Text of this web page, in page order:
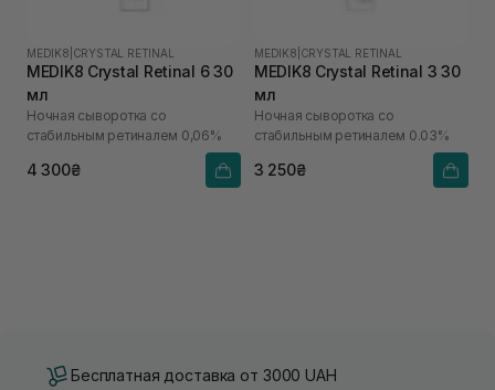
MEDIK8 CRYSTAL RETINAL
MEDIK8 Crystal Retinal 6 30
мл
Ночная сыворотка со
стабильным ретиналем 0,06%
4 300₴
MEDIK8 CRYSTAL RETINAL
MEDIK8 Crystal Retinal 3 30
мл
Ночная сыворотка со
стабильным ретиналем 0.03%
3 250₴
Бесплатная доставка от 3000 UAH